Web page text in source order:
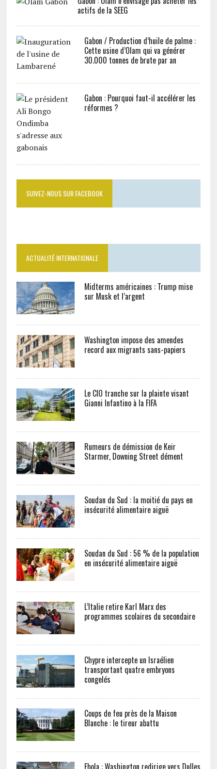
actifs de la SEEG
Gabon / Production d’huile de palme :
Cette usine d’Olam qui va générer
30.000 tonnes de brute par an
Gabon : Pourquoi faut-il accélérer les
réformes ?
SUIVEZ-NOUS SUR FACEBOOK
ACTUALITÉ INTERNATIONALE
Midterms américaines : Trump mise
sur Musk et l’argent
Washington impose des amendes
record aux migrants sans-papiers
Le CIO tranche sur la plainte visant
Gianni Infantino à la FIFA
Rumeurs de démission de Keir
Starmer, Downing Street dément
Soudan du Sud : la moitié du pays en
insécurité alimentaire aiguë
Soudan du Sud : 56 % de la population
en insécurité alimentaire aiguë
L’Italie retire Karl Marx des
programmes scolaires du secondaire
Chypre intercepte un Israélien
transportant quatre embryons
congelés
Coups de feu près de la Maison
Blanche : le tireur abattu
Ebola : Washington redirige vers Dulles